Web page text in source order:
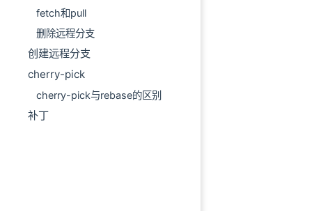
fetch和pull
删除远程分支
创建远程分支
cherry-pick
cherry-pick与rebase的区别
补丁